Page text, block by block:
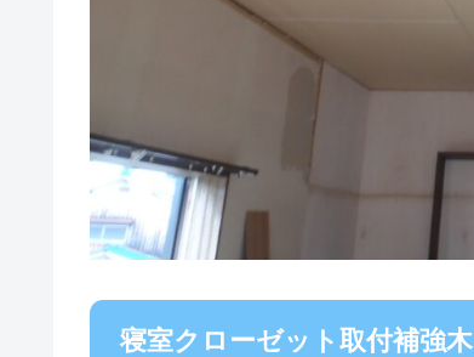
寝室クローゼット取付補強木